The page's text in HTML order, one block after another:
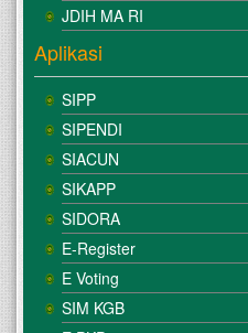
JDIH MA RI
Aplikasi
SIPP
SIPENDI
SIACUN
SIKAPP
SIDORA
E-Register
E Voting
SIM KGB